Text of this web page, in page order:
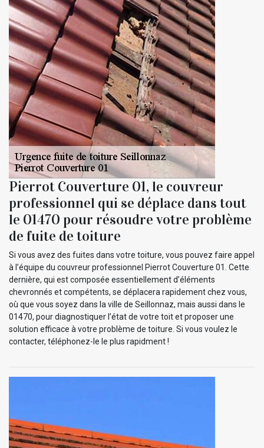
Pierrot Couverture 01, le couvreur
professionnel qui se déplace dans tout
le 01470 pour résoudre votre problème
de fuite de toiture
Si vous avez des fuites dans votre toiture, vous pouvez faire appel
à l’équipe du couvreur professionnel Pierrot Couverture 01. Cette
dernière, qui est composée essentiellement d’éléments
chevronnés et compétents, se déplacera rapidement chez vous,
où que vous soyez dans la ville de Seillonnaz, mais aussi dans le
01470, pour diagnostiquer l’état de votre toit et proposer une
solution efficace à votre problème de toiture. Si vous voulez le
contacter, téléphonez-le le plus rapidment !